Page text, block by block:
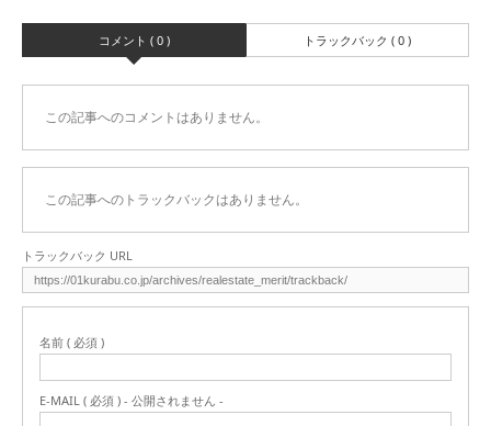
コメント ( 0 ) トラックバック ( 0 )
この記事へのコメントはありません。
この記事へのトラックバックはありません。
トラックバック URL
名前 ( 必須 )
E-MAIL ( 必須 ) - 公開されません -